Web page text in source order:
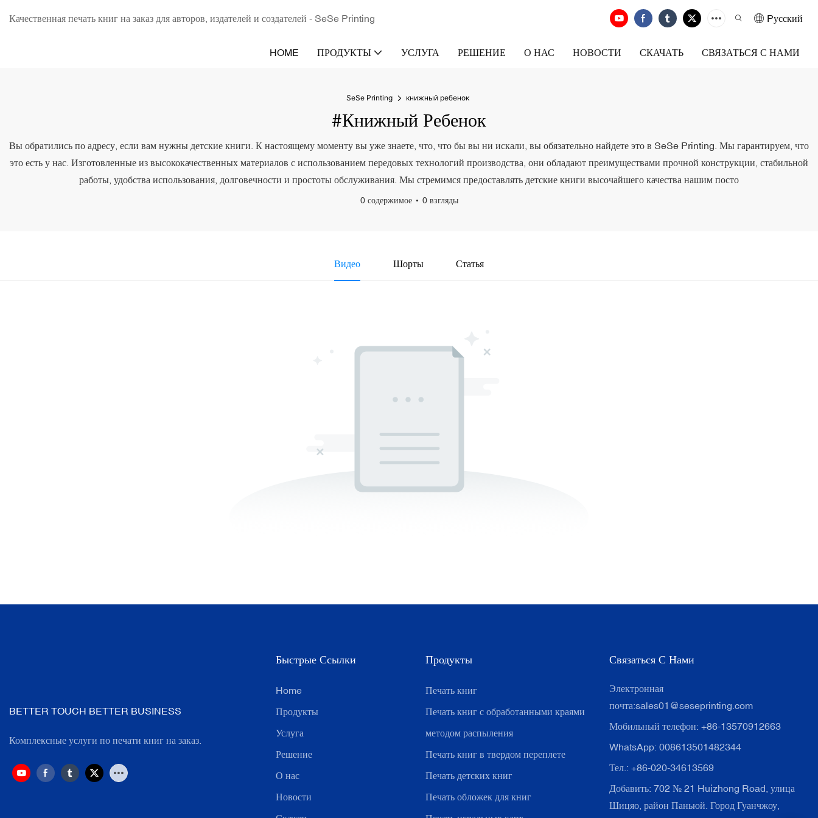
Качественная печать книг на заказ для авторов, издателей и создателей - SeSe Printing Pусский
HOME ПРОДУКТЫ УСЛУГА РЕШЕНИЕ О НАС НОВОСТИ СКАЧАТЬ СВЯЗАТЬСЯ С НАМИ
SeSe Printing книжный ребенок
#книжный Ребенок
Вы обратились по адресу, если вам нужны детские книги. К настоящему моменту вы уже знаете, что, что бы вы ни искали, вы обязательно найдете это в SeSe Printing. Мы гарантируем, что
это есть у нас. Изготовленные из высококачественных материалов с использованием передовых технологий производства, они обладают преимуществами прочной конструкции, стабильной
работы, удобства использования, долговечности и простоты обслуживания. Мы стремимся предоставлять детские книги высочайшего качества нашим посто
0 содержимое 0 взгляды
Видео Шорты Статья
BETTER TOUCH BETTER BUSINESS
Комплексные услуги по печати книг на заказ.
Быстрые Ссылки
Home
Продукты
Услуга
Решение
О нас
Новости
Продукты
Печать книг
Печать книг с обработанными краями
методом распыления
Печать книг в твердом переплете
Печать детских книг
Печать обложек для книг
Связаться С Нами
Электронная
почта:sales01@seseprinting.com
Мобильный телефон: +86-13570912663
WhatsApp: 008613501482344
Тел.: +86-020-34613569
Добавить: 702 № 21 Huizhong Road, улица
Шицяо, район Паньюй. Город Гуанчжоу,